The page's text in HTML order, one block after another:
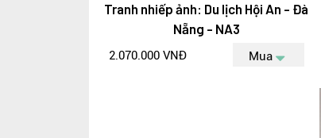
Tranh nhiếp ảnh: Du lịch Hội An - Đà
Nẵng - NA3
2.070.000 VNĐ Mua